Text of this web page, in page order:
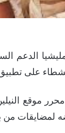
الدعم
على
موقع
لمضايقات من